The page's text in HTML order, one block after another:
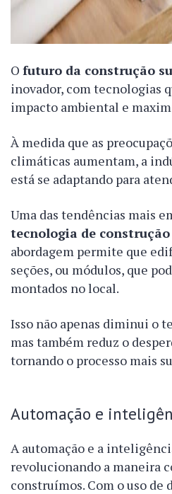
O futuro da construção
inovador, com tecnologias
impacto ambiental e
À medida que as
climáticas aumentam, a
está se adaptando para
Uma das tendências mais
tecnologia de
abordagem permite que
seções, ou módulos, que
montados no local.
Isso não apenas diminui o
mas também reduz o
tornando o processo mais
Automação e
A automação e a
revolucionando a maneira
construímos. Com o uso de